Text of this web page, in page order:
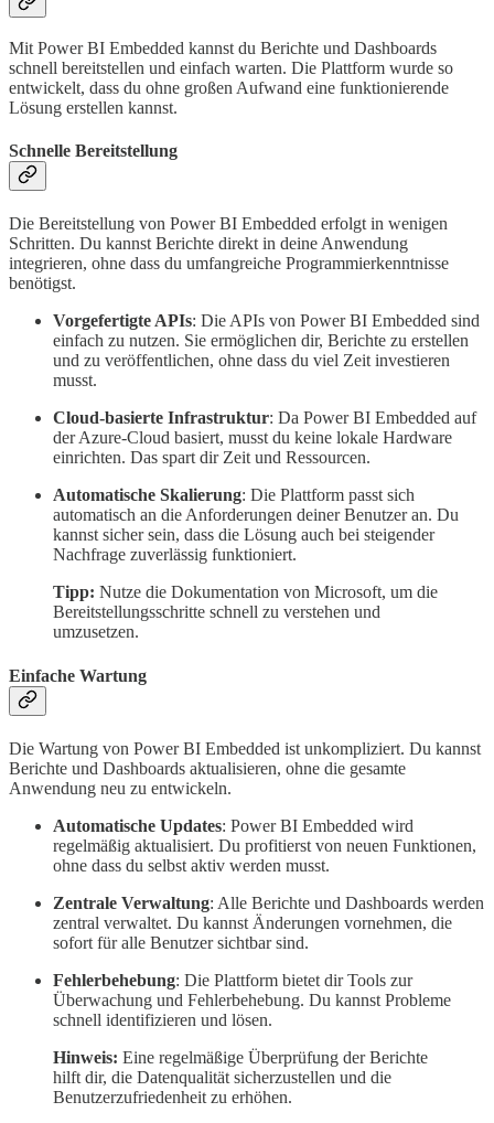
Mit Power BI Embedded kannst du Berichte und Dashboards
schnell bereitstellen und einfach warten. Die Plattform wurde so
entwickelt, dass du ohne großen Aufwand eine funktionierende
Lösung erstellen kannst.
Schnelle Bereitstellung
Die Bereitstellung von Power BI Embedded erfolgt in wenigen
Schritten. Du kannst Berichte direkt in deine Anwendung
integrieren, ohne dass du umfangreiche Programmierkenntnisse
benötigst.
Vorgefertigte APIs: Die APIs von Power BI Embedded sind
einfach zu nutzen. Sie ermöglichen dir, Berichte zu erstellen
und zu veröffentlichen, ohne dass du viel Zeit investieren
musst.
Cloud-basierte Infrastruktur: Da Power BI Embedded auf
der Azure-Cloud basiert, musst du keine lokale Hardware
einrichten. Das spart dir Zeit und Ressourcen.
Automatische Skalierung: Die Plattform passt sich
automatisch an die Anforderungen deiner Benutzer an. Du
kannst sicher sein, dass die Lösung auch bei steigender
Nachfrage zuverlässig funktioniert.
Tipp: Nutze die Dokumentation von Microsoft, um die
Bereitstellungsschritte schnell zu verstehen und
umzusetzen.
Einfache Wartung
Die Wartung von Power BI Embedded ist unkompliziert. Du kannst
Berichte und Dashboards aktualisieren, ohne die gesamte
Anwendung neu zu entwickeln.
Automatische Updates: Power BI Embedded wird
regelmäßig aktualisiert. Du profitierst von neuen Funktionen,
ohne dass du selbst aktiv werden musst.
Zentrale Verwaltung: Alle Berichte und Dashboards werden
zentral verwaltet. Du kannst Änderungen vornehmen, die
sofort für alle Benutzer sichtbar sind.
Fehlerbehebung: Die Plattform bietet dir Tools zur
Überwachung und Fehlerbehebung. Du kannst Probleme
schnell identifizieren und lösen.
Hinweis: Eine regelmäßige Überprüfung der Berichte
hilft dir, die Datenqualität sicherzustellen und die
Benutzerzufriedenheit zu erhöhen.